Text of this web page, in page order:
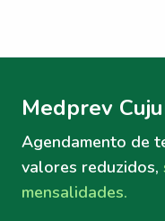
Medprev
Agendamento de
valores reduzidos,
mensalidades.